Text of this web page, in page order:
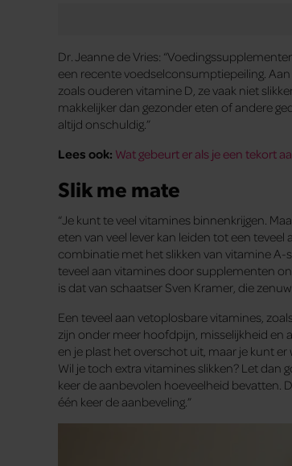
Dr. Jeanne de Vries:
een recente voedselconsumptiepeiling.
zoals ouderen vitamine D, ze vaak niet
makkelijker dan gezonder eten of andere
altijd onschuldig.”
Lees ook: Wat gebeurt er als je een tekort
Slik me mate
“Je kunt te veel vitamines binnenkrijgen.
eten van veel lever kan leiden tot een
combinatie met het slikken van vitamine A-
teveel aan vitamines door supplementen
is dat van schaatser Sven Kramer, die
Een teveel aan vetoplosbare vitamines,
zijn onder meer hoofdpijn, misselijkheid en
en je plast het overschot uit, maar je kunt
Wil je toch extra vitamines slikken? Let
keer de aanbevolen hoeveelheid bevatten.
één keer de aanbeveling.”